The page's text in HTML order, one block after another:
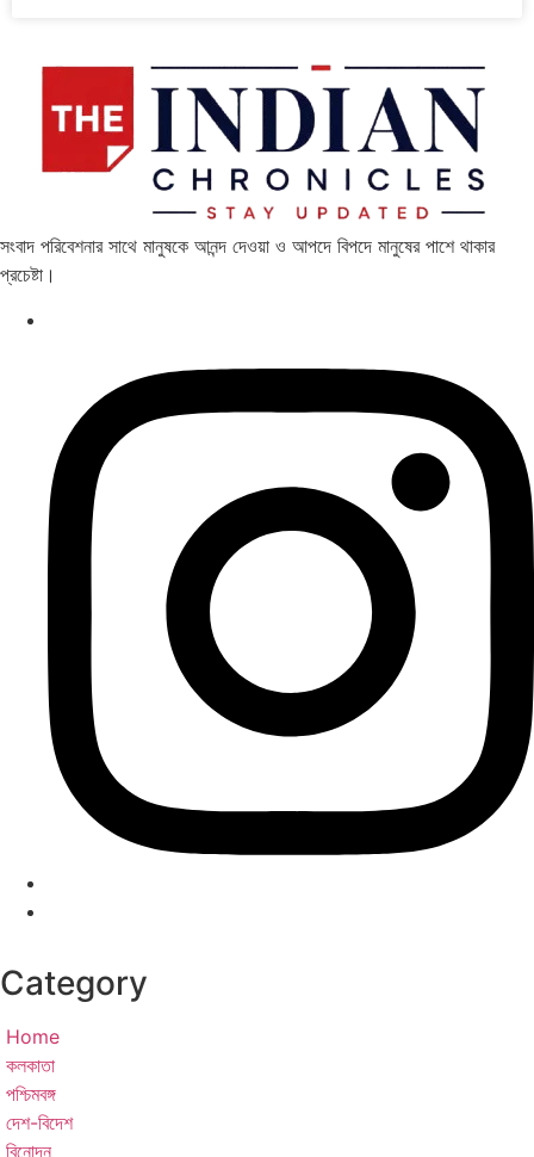
সংবাদ পরিবেশনার সাথে মানুষকে আনন্দ দেওয়া ও আপদে বিপদে মানুষের পাশে থাকার
প্রচেষ্টা।
Category
Home
কলকাতা
পশ্চিমবঙ্গ
দেশ-বিদেশ
বিনোদন